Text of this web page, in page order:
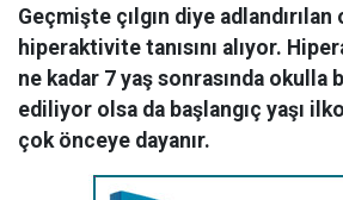
Geçmişte çılgın diye
hiperaktivite tanısını alıyor.
ne kadar 7 yaş sonrasında okulla
ediliyor olsa da başlangıç yaşı
çok önceye dayanır.